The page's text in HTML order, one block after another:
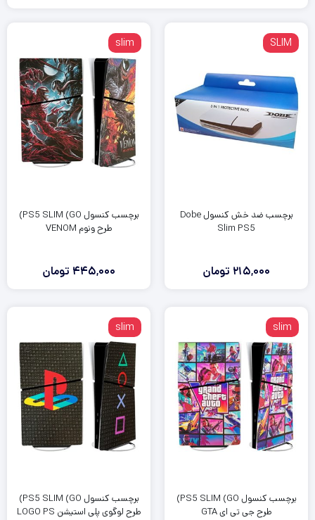
SLIM
برچسب ضد خش کنسول Dobe
Slim PS5
215,000 تومان
slim
برچسب کنسول PS5 SLIM (GO)
طرح ونوم VENOM
445,000 تومان
slim
برچسب کنسول PS5 SLIM (GO)
طرح جی تی ای GTA
slim
برچسب کنسول PS5 SLIM (GO)
طرح لوگوی پلی استیشن LOGO PS